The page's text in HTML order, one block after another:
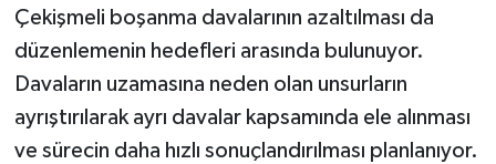
Çekişmeli boşanma davalarının azaltılması da
düzenlemenin hedefleri arasında bulunuyor.
Davaların uzamasına neden olan unsurların
ayrıştırılarak ayrı davalar kapsamında ele alınması
ve sürecin daha hızlı sonuçlandırılması planlanıyor.